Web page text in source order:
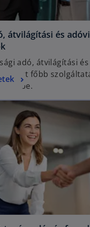
átvilágítási és
adó, átvilágítási és
főbb
be.